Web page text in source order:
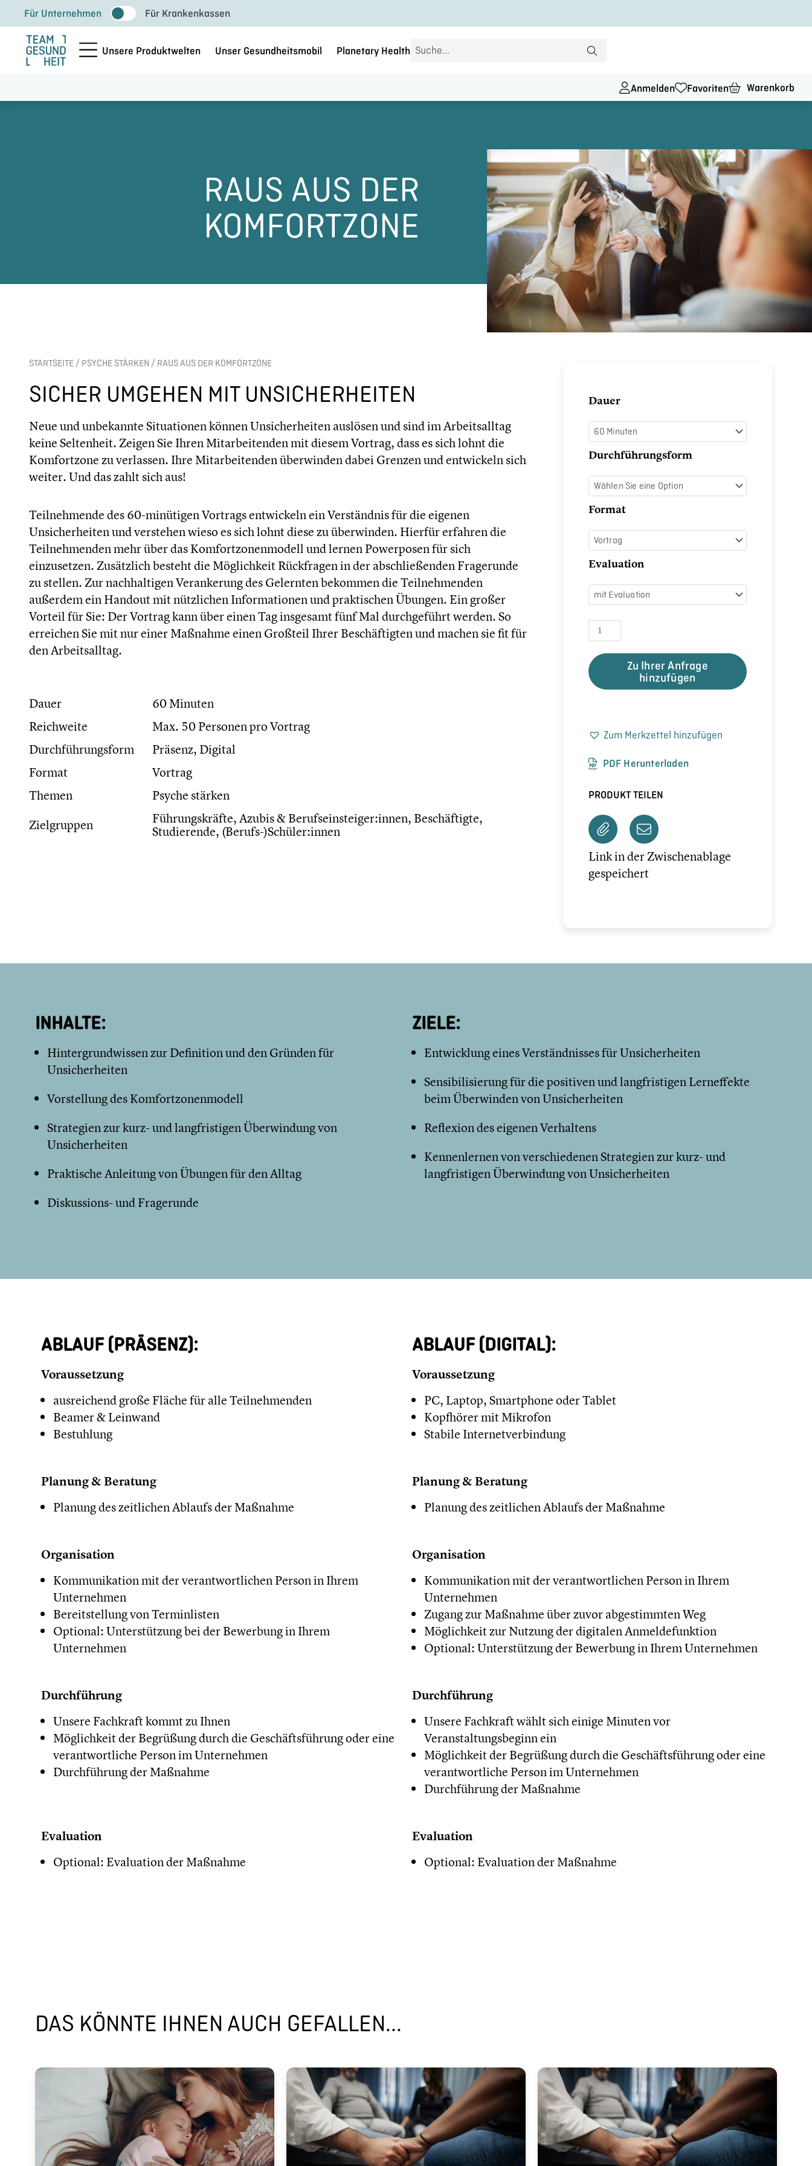
Inhalt
springen
Für Unternehmen Für Krankenkassen
Unsere Produktwelten Unser Gesundheitsmobil Planetary Health Search
Anmelden Favoriten Warenkorb
RAUS AUS DER
KOMFORTZONE
STARTSEITE / PSYCHE STÄRKEN / RAUS AUS DER KOMFORTZONE
SICHER UMGEHEN MIT UNSICHERHEITEN
Neue und unbekannte Situationen können Unsicherheiten auslösen und sind im Arbeitsalltag
keine Seltenheit. Zeigen Sie Ihren Mitarbeitenden mit diesem Vortrag, dass es sich lohnt die
Komfortzone zu verlassen. Ihre Mitarbeitenden überwinden dabei Grenzen und entwickeln sich
weiter. Und das zahlt sich aus!
Teilnehmende des 60-minütigen Vortrags entwickeln ein Verständnis für die eigenen
Unsicherheiten und verstehen wieso es sich lohnt diese zu überwinden. Hierfür erfahren die
Teilnehmenden mehr über das Komfortzonenmodell und lernen Powerposen für sich
einzusetzen. Zusätzlich besteht die Möglichkeit Rückfragen in der abschließenden Fragerunde
zu stellen. Zur nachhaltigen Verankerung des Gelernten bekommen die Teilnehmenden
außerdem ein Handout mit nützlichen Informationen und praktischen Übungen. Ein großer
Vorteil für Sie: Der Vortrag kann über einen Tag insgesamt fünf Mal durchgeführt werden. So
erreichen Sie mit nur einer Maßnahme einen Großteil Ihrer Beschäftigten und machen sie fit für
den Arbeitsalltag.
Dauer
60 Minuten
Reichweite
Max. 50 Personen pro Vortrag
Durchführungsform
Präsenz, Digital
Format
Vortrag
Themen
Psyche stärken
Zielgruppen
Führungskräfte, Azubis & Berufseinsteiger:innen, Beschäftigte,
Studierende, (Berufs-)Schüler:innen
Dauer
Durchführungsform
Format
Evaluation
Raus
der
Komfortzone
Menge
Zu Ihrer Anfrage
hinzufügen
Zum Merkzettel hinzufügen
PDF Herunterladen
PRODUKT TEILEN
Link in der Zwischenablage
gespeichert
INHALTE:
Hintergrundwissen zur Definition und den Gründen für
Unsicherheiten
Vorstellung des Komfortzonenmodell
Strategien zur kurz- und langfristigen Überwindung von
Unsicherheiten
Praktische Anleitung von Übungen für den Alltag
Diskussions- und Fragerunde
ZIELE:
Entwicklung eines Verständnisses für Unsicherheiten
Sensibilisierung für die positiven und langfristigen Lerneffekte
beim Überwinden von Unsicherheiten
Reflexion des eigenen Verhaltens
Kennenlernen von verschiedenen Strategien zur kurz- und
langfristigen Überwindung von Unsicherheiten
ABLAUF (PRÄSENZ): ABLAUF (DIGITAL):
Voraussetzung
ausreichend große Fläche für alle Teilnehmenden
Beamer & Leinwand
Bestuhlung
Voraussetzung
PC, Laptop, Smartphone oder Tablet
Kopfhörer mit Mikrofon
Stabile Internetverbindung
Planung & Beratung
Planung des zeitlichen Ablaufs der Maßnahme
Planung & Beratung
Planung des zeitlichen Ablaufs der Maßnahme
Organisation
Kommunikation mit der verantwortlichen Person in Ihrem
Unternehmen
Bereitstellung von Terminlisten
Optional: Unterstützung bei der Bewerbung in Ihrem
Unternehmen
Organisation
Kommunikation mit der verantwortlichen Person in Ihrem
Unternehmen
Zugang zur Maßnahme über zuvor abgestimmten Weg
Möglichkeit zur Nutzung der digitalen Anmeldefunktion
Optional: Unterstützung der Bewerbung in Ihrem Unternehmen
Durchführung
Unsere Fachkraft kommt zu Ihnen
Möglichkeit der Begrüßung durch die Geschäftsführung oder eine
verantwortliche Person im Unternehmen
Durchführung der Maßnahme
Durchführung
Unsere Fachkraft wählt sich einige Minuten vor
Veranstaltungsbeginn ein
Möglichkeit der Begrüßung durch die Geschäftsführung oder eine
verantwortliche Person im Unternehmen
Durchführung der Maßnahme
Evaluation
Optional: Evaluation der Maßnahme
Evaluation
Optional: Evaluation der Maßnahme
DAS KÖNNTE IHNEN AUCH GEFALLEN...